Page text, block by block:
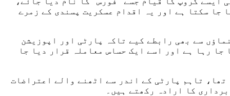
جا سکتا ہے اور یہ اقدام عسکریت پسندی کے زمرے
سے بھی رابطے کیے تاکہ پارٹی اور اپوزیشن
رہا ہے اور اسے ایک حساس معاملہ قرار دیا جا
سے حلف لینے کا ارادہ کیا تھا، تاہم پارٹی کے اندر سے اٹھنے والے اعتراضات
کا ارادہ رکھتے ہیں۔